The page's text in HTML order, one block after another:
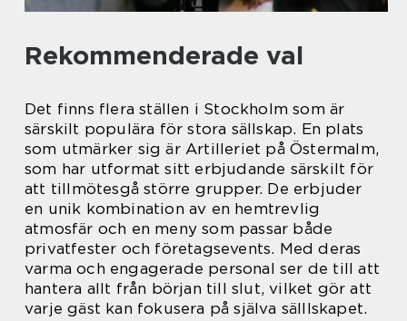
Rekommenderade val
Det finns flera ställen i Stockholm som är
särskilt populära för stora sällskap. En plats
som utmärker sig är Artilleriet på Östermalm,
som har utformat sitt erbjudande särskilt för
att tillmötesgå större grupper. De erbjuder
en unik kombination av en hemtrevlig
atmosfär och en meny som passar både
privatfester och företagsevents. Med deras
varma och engagerade personal ser de till att
hantera allt från början till slut, vilket gör att
varje gäst kan fokusera på själva sälllskapet.